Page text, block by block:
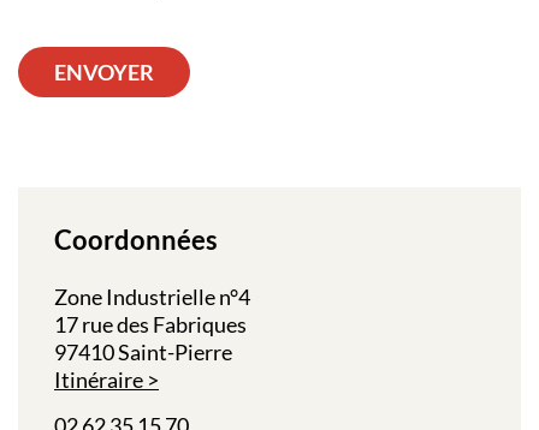
ENVOYER
Coordonnées
Zone Industrielle n°4
17 rue des Fabriques
97410 Saint-Pierre
Itinéraire